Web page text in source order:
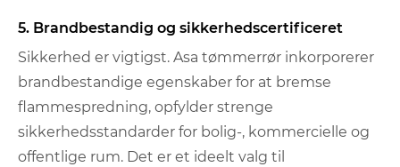
5. Brandbestandig og sikkerhedscertificeret
Sikkerhed er vigtigst. Asa tømmerrør inkorporerer
brandbestandige egenskaber for at bremse
flammespredning, opfylder strenge
sikkerhedsstandarder for bolig-, kommercielle og
offentlige rum. Det er et ideelt valg til